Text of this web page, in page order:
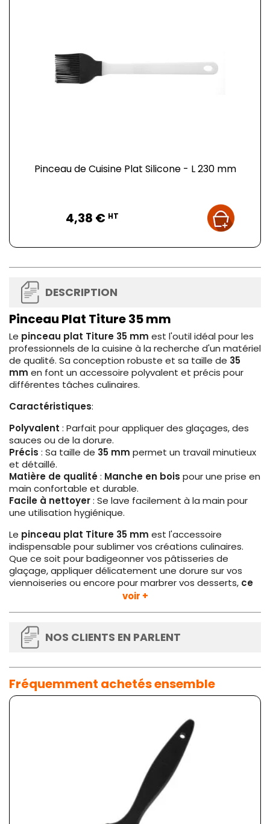
Pinceau de Cuisine Plat Silicone - L 230 mm
4,38 € HT
DESCRIPTION
Pinceau Plat Titure 35 mm
Le pinceau plat Titure 35 mm est l'outil idéal pour les
professionnels de la cuisine à la recherche d'un matériel
de qualité. Sa conception robuste et sa taille de 35
mm en font un accessoire polyvalent et précis pour
différentes tâches culinaires.
Caractéristiques:
Polyvalent : Parfait pour appliquer des glaçages, des
sauces ou de la dorure.
Précis : Sa taille de 35 mm permet un travail minutieux
et détaillé.
Matière de qualité: Manche en bois pour une prise en
main confortable et durable.
Facile à nettoyer: Se lave facilement à la main pour
une utilisation hygiénique.
Le pinceau plat Titure 35 mm est l'accessoire
indispensable pour sublimer vos créations culinaires.
Que ce soit pour badigeonner vos pâtisseries de
glaçage, appliquer délicatement une dorure sur vos
viennoiseries ou encore pour marbrer vos desserts, ce
vous accompagnera dans toutes vos
quotidien.
Ajoutez
d'ustensiles de cuisine professionnels et laissez libre
cours à votre créativité en cuisine.
voir +
NOS CLIENTS EN PARLENT
Fréquemment achetés ensemble